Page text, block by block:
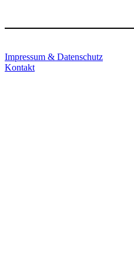
Impressum & Datenschutz
Kontakt